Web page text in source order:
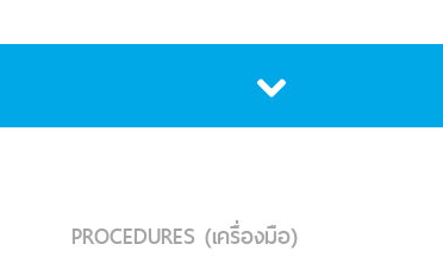
PROCEDURES (เครื่องมือ)